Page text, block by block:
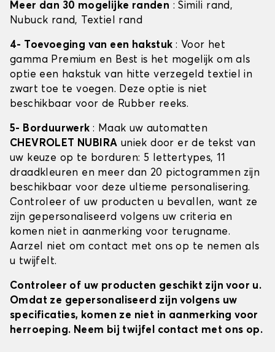
Meer dan 30 mogelijke randen : Simili rand,
Nubuck rand, Textiel rand
4- Toevoeging van een hakstuk : Voor het
gamma Premium en Best is het mogelijk om als
optie een hakstuk van hitte verzegeld textiel in
zwart toe te voegen. Deze optie is niet
beschikbaar voor de Rubber reeks.
5- Borduurwerk : Maak uw automatten
CHEVROLET NUBIRA uniek door er de tekst van
uw keuze op te borduren: 5 lettertypes, 11
draadkleuren en meer dan 20 pictogrammen zijn
beschikbaar voor deze ultieme personalisering.
Controleer of uw producten u bevallen, want ze
zijn gepersonaliseerd volgens uw criteria en
komen niet in aanmerking voor terugname.
Aarzel niet om contact met ons op te nemen als
u twijfelt.
Controleer of uw producten geschikt zijn voor u.
Omdat ze gepersonaliseerd zijn volgens uw
specificaties, komen ze niet in aanmerking voor
herroeping. Neem bij twijfel contact met ons op.